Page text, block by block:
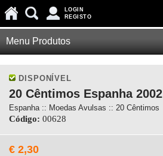
LOGIN
REGISTO
Menu Produtos
DISPONÍVEL
20 Cêntimos Espanha 2002
Espanha :: Moedas Avulsas :: 20 Cêntimos
Código: 00628
€ 2,30